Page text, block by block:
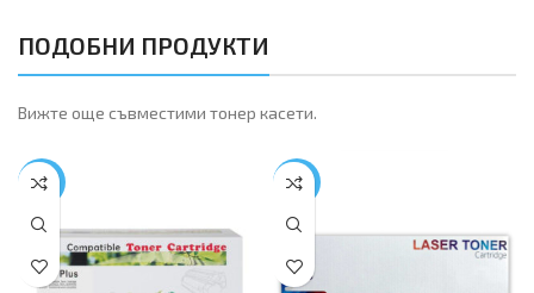
ПОДОБНИ ПРОДУКТИ
Вижте още съвместими тонер касети.
-17% -43%